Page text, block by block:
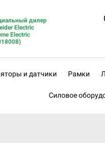
дилер
Electric
Electric
и датчики Рамки
Силовое